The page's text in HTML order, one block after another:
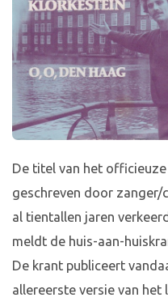
De titel van het
geschreven door zanger/
al tientallen jaren
meldt de huis-aan-
De krant publiceert
allereerste versie van het